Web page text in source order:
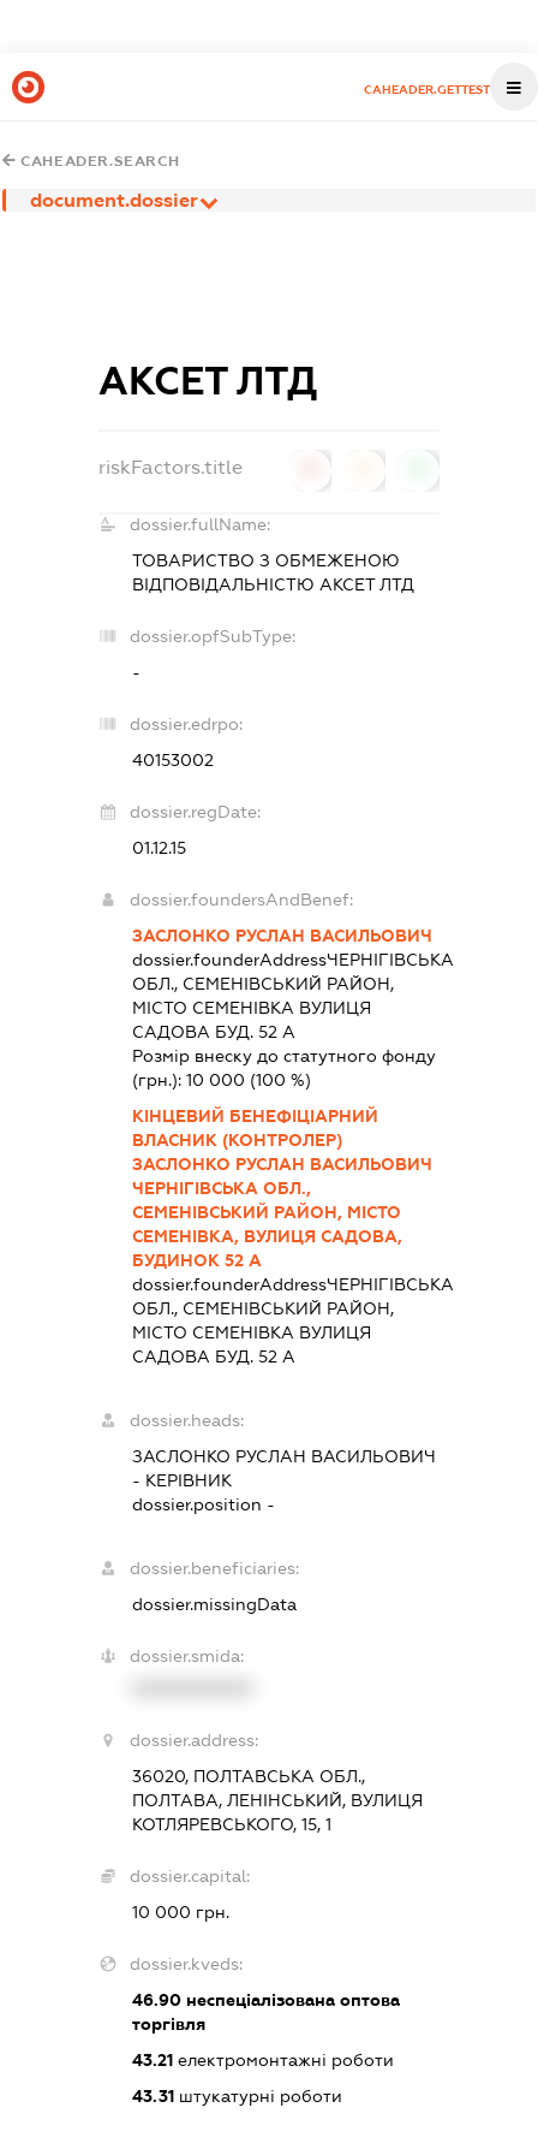
CAHEADER.GETTEST
CAHEADER.SEARCH
document.dossier
АКСЕТ ЛТД
riskFactors.title
dossier.fullName:
ТОВАРИСТВО З ОБМЕЖЕНОЮ
ВІДПОВІДАЛЬНІСТЮ АКСЕТ ЛТД
dossier.opfSubType:
-
dossier.edrpo:
40153002
dossier.regDate:
01.12.15
dossier.foundersAndBenef:
ЗАСЛОНКО РУСЛАН ВАСИЛЬОВИЧ
dossier.founderAddressЧЕРНІГІВСЬКА
ОБЛ., СЕМЕНІВСЬКИЙ РАЙОН,
МІСТО СЕМЕНІВКА ВУЛИЦЯ
САДОВА БУД. 52 А
Розмір внеску до статутного фонду
(грн.): 10 000 (100 %)
КІНЦЕВИЙ БЕНЕФІЦІАРНИЙ
ВЛАСНИК (КОНТРОЛЕР)
ЗАСЛОНКО РУСЛАН ВАСИЛЬОВИЧ
ЧЕРНІГІВСЬКА ОБЛ.,
СЕМЕНІВСЬКИЙ РАЙОН, МІСТО
СЕМЕНІВКА, ВУЛИЦЯ САДОВА,
БУДИНОК 52 А
dossier.founderAddressЧЕРНІГІВСЬКА
ОБЛ., СЕМЕНІВСЬКИЙ РАЙОН,
МІСТО СЕМЕНІВКА ВУЛИЦЯ
САДОВА БУД. 52 А
dossier.heads:
ЗАСЛОНКО РУСЛАН ВАСИЛЬОВИЧ
- КЕРІВНИК
dossier.position -
dossier.beneficiaries:
dossier.missingData
dossier.smida:
dossier.address:
36020, ПОЛТАВСЬКА ОБЛ.,
ПОЛТАВА, ЛЕНІНСЬКИЙ, ВУЛИЦЯ
КОТЛЯРЕВСЬКОГО, 15, 1
dossier.capital:
10 000 грн.
dossier.kveds:
46.90неспеціалізована оптова
торгівля
43.21електромонтажні роботи
43.31штукатурні роботи